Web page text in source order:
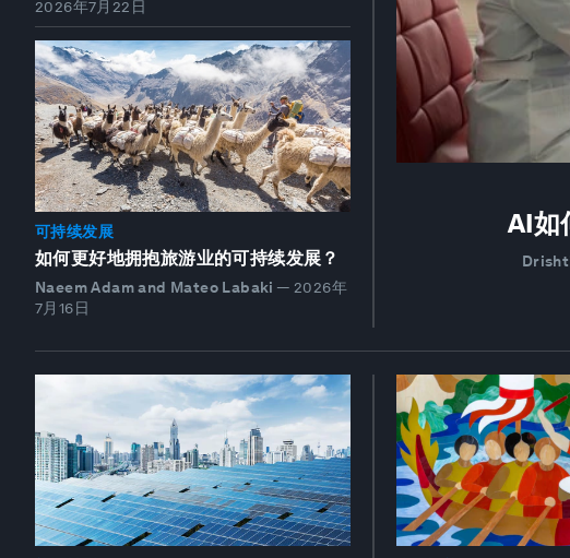
AI如
2026年7月22日
可持续发展
如何更好地拥抱旅游业的可持续发展？
Naeem Adam and Mateo Labaki — 2026年
7月16日